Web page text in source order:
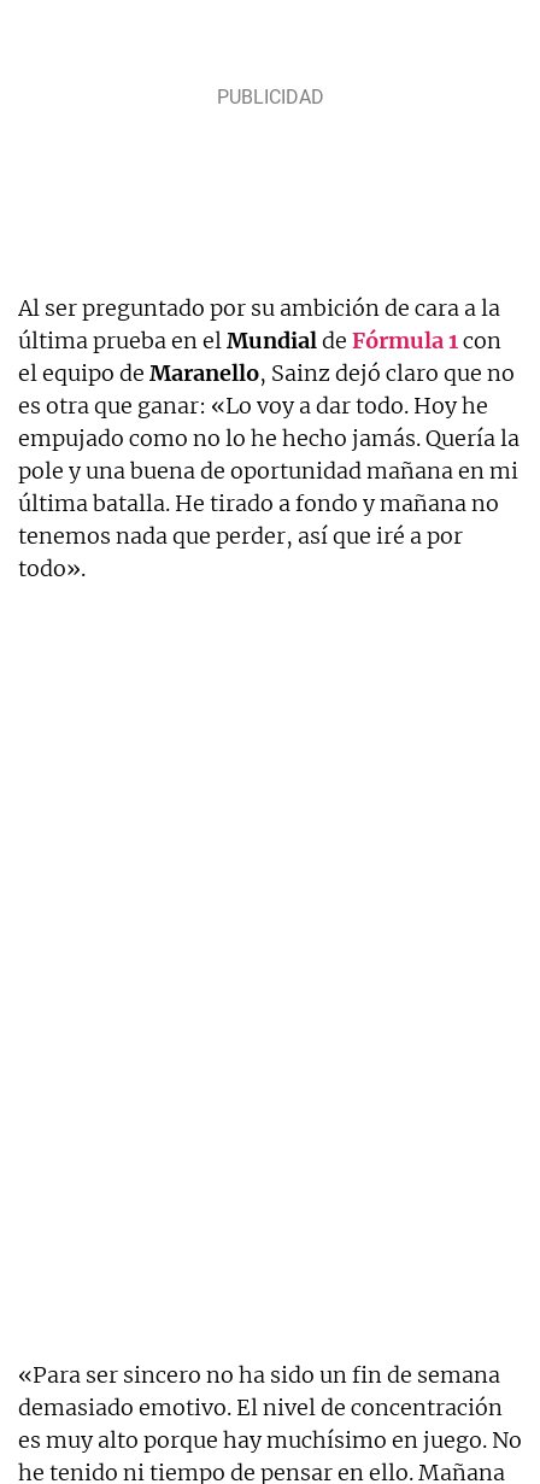
Al ser preguntado por su ambición de cara a la
última prueba en elMundialde Fórmula 1con
el equipo de Maranello, Sainz dejó claro que no
es otra que ganar: «Lo voy a dar todo. Hoy he
empujado como no lo he hecho jamás. Quería la
pole y una buena de oportunidad mañana en mi
última batalla. He tirado a fondo y mañana no
tenemos nada que perder, así que iré a por
todo».
«Para ser sincero no ha sido un fin de semana
demasiado emotivo. El nivel de concentración
es muy alto porque hay muchísimo en juego. No
he tenido ni tiempo de pensar en ello. Mañana